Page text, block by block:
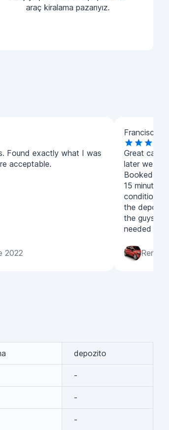
araç kiralama pazarıyız.
Found exactly what I was
acceptable.
2022
Francisco
Great car
later we
Booked a
15 minutes,
condition.
the deposit
the guys,
needed
depozito
-
-
-